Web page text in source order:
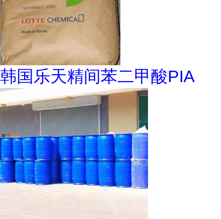
韩国乐天精间苯二甲酸PIA